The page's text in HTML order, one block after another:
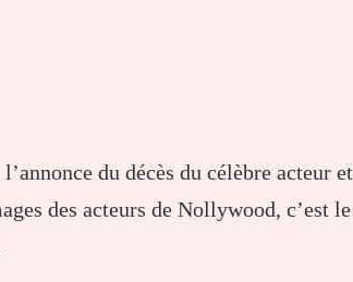
du décès du célèbre acteur et
des acteurs de Nollywood, c’est le